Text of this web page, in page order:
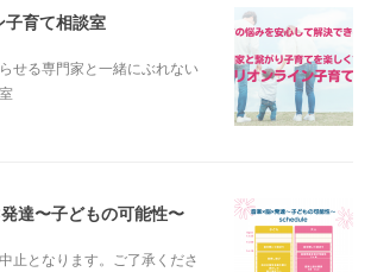
子育て相談室
せる専門家と一緒にぶれない
達〜子どもの可能性〜
止となります。ご了承くださ